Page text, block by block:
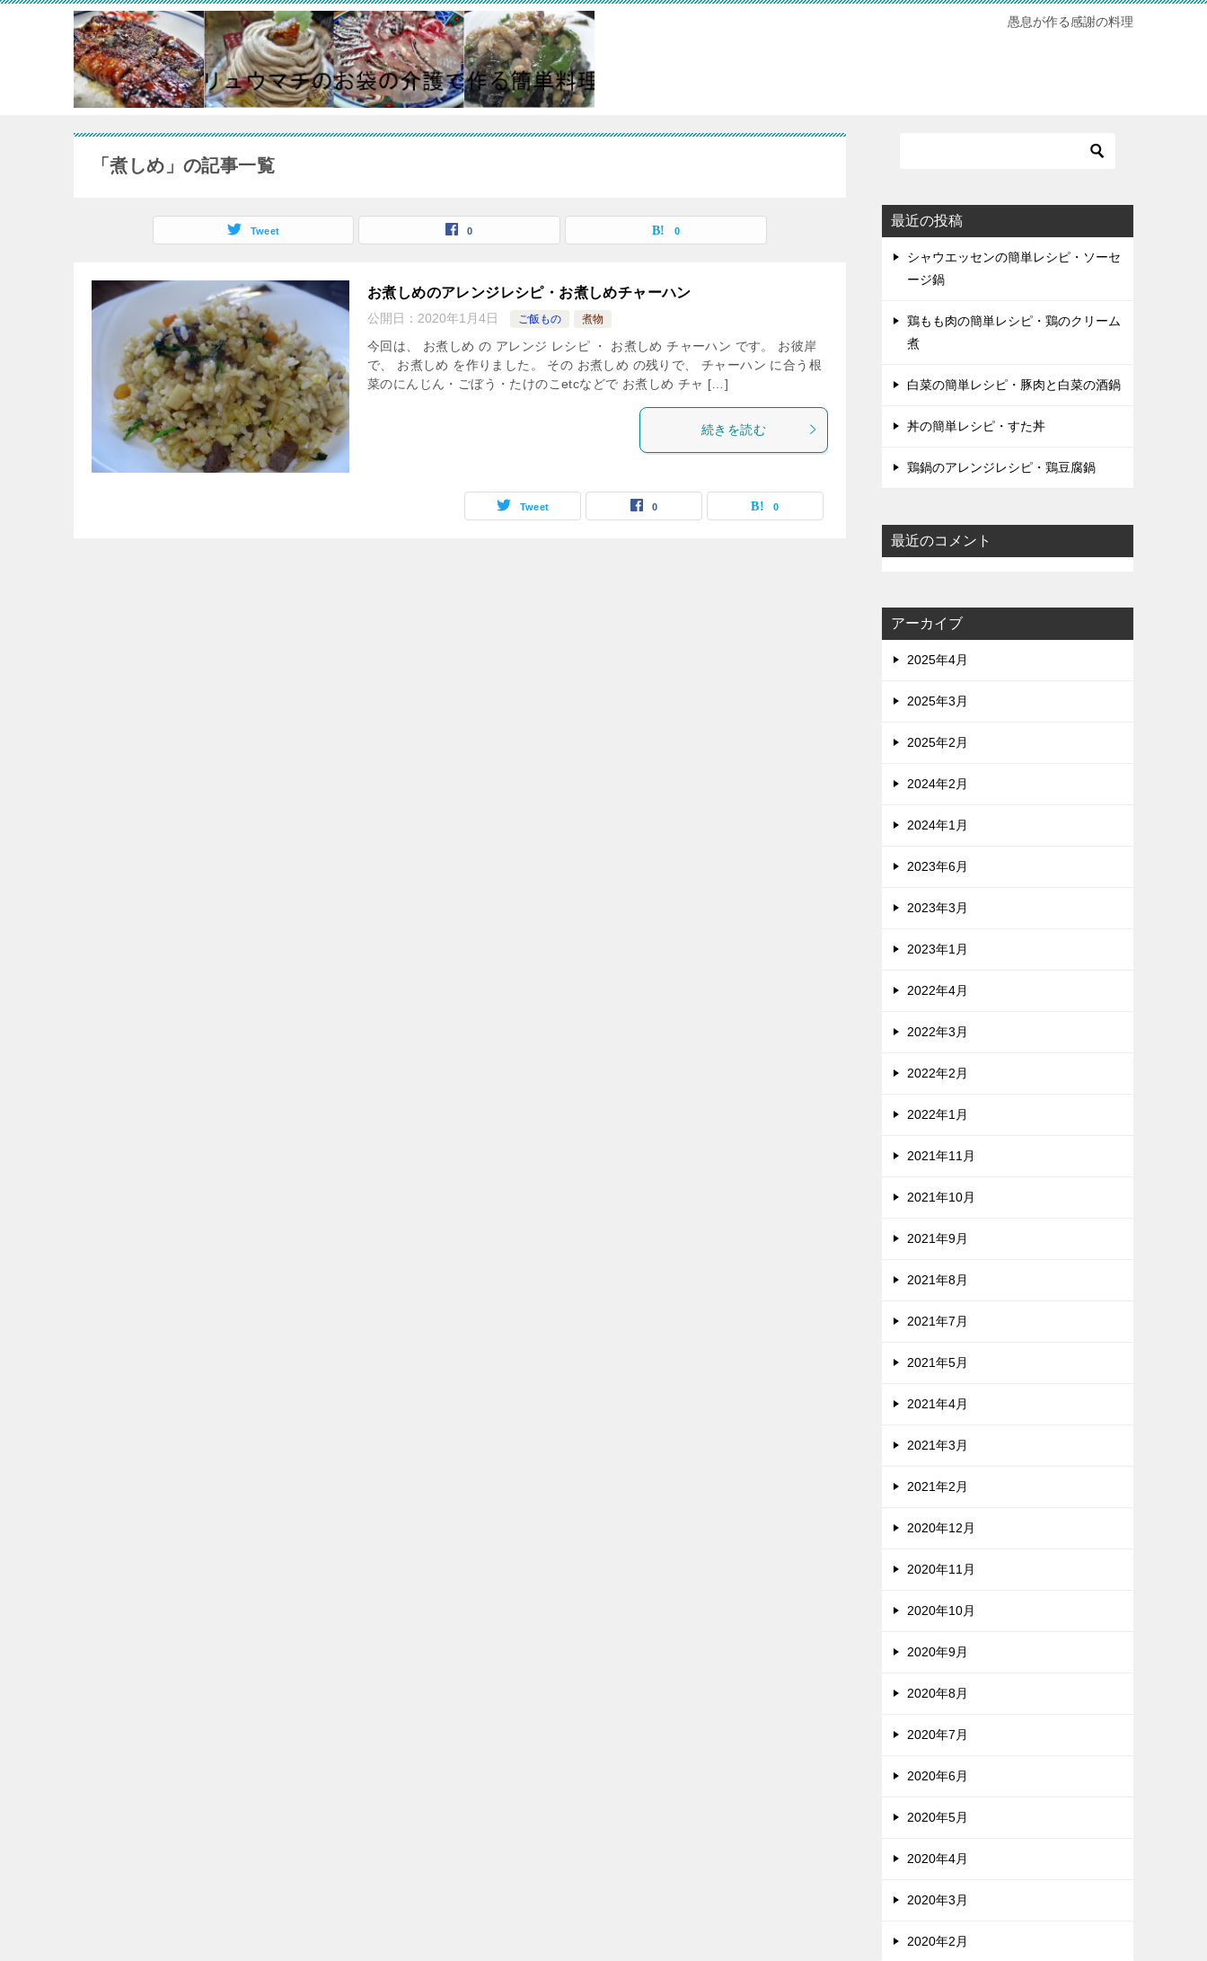
愚息が作る感謝の料理
「煮しめ」の記事一覧
Tweet 0 0
お煮しめのアレンジレシピ・お煮しめチャーハン
公開日： 2020年1月4日 ご飯もの 煮物
今回は、 お煮しめ の アレンジ レシピ ・ お煮しめ チャーハン です。 お彼岸
で、 お煮しめ を作りました。 その お煮しめ の残りで、 チャーハン に合う根
菜のにんじん・ごぼう・たけのこetcなどで お煮しめ チャ […]
続きを読む
Tweet 0 0
最近の投稿
シャウエッセンの簡単レシピ・ソーセ
ージ鍋
鶏もも肉の簡単レシピ・鶏のクリーム
煮
白菜の簡単レシピ・豚肉と白菜の酒鍋
丼の簡単レシピ・すた丼
鶏鍋のアレンジレシピ・鶏豆腐鍋
最近のコメント
アーカイブ
2025年4月
2025年3月
2025年2月
2024年2月
2024年1月
2023年6月
2023年3月
2023年1月
2022年4月
2022年3月
2022年2月
2022年1月
2021年11月
2021年10月
2021年9月
2021年8月
2021年7月
2021年5月
2021年4月
2021年3月
2021年2月
2020年12月
2020年11月
2020年10月
2020年9月
2020年8月
2020年7月
2020年6月
2020年5月
2020年4月
2020年3月
2020年2月